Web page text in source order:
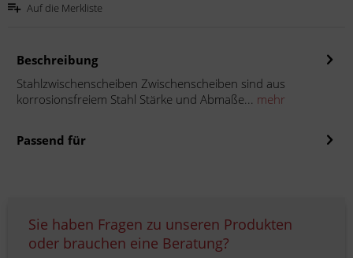
Auf die Merkliste
Beschreibung
Stahlzwischenscheiben Zwischenscheiben sind aus
korrosionsfreiem Stahl Stärke und Abmaße... mehr
Passend für
Sie haben Fragen zu unseren Produkten
oder brauchen eine Beratung?